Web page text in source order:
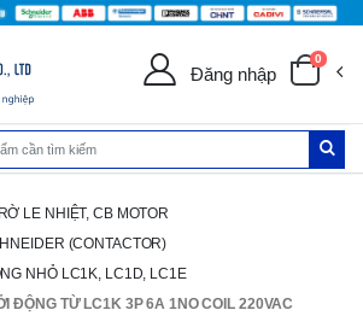
Đăng nhập
0
LE NHIỆT, CB MOTOR
(CONTACTOR)
NHỎ LC1K, LC1D, LC1E
ĐỘNG TỪ LC1K 3P 6A 1NO COIL 220VAC